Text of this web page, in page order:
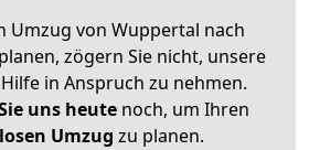
Umzug von Wuppertal nach
zögern Sie nicht, unsere
in Anspruch zu nehmen.
uns heutenoch, um Ihren
Umzug zu planen.